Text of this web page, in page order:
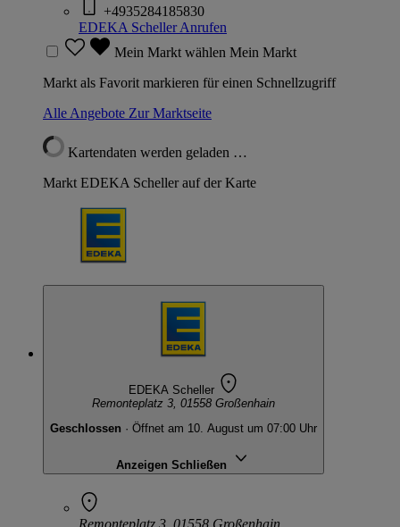
+4935284185830
EDEKA SchellerAnrufen
Mein Markt wählen Mein Markt
Markt als Favorit markieren für einen Schnellzugriff
Alle Angebote Zur Marktseite
Kartendaten werden geladen …
Markt EDEKA Scheller auf der Karte
EDEKA Scheller
Remonteplatz 3, 01558 Großenhain
Geschlossen · Öffnet am 10. August um 07:00 Uhr
Anzeigen Schließen
Remonteplatz 3, 01558 Großenhain